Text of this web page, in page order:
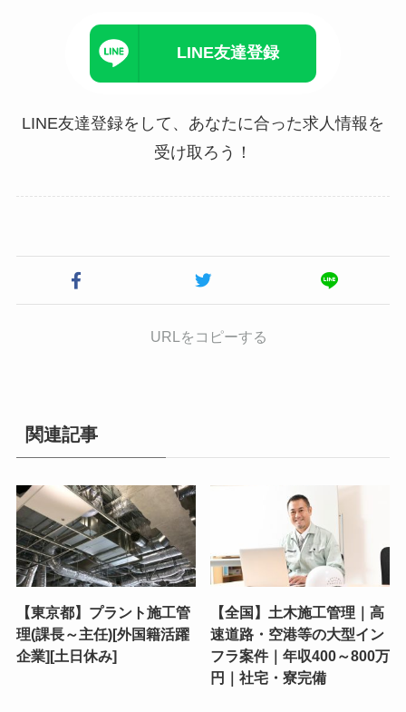
LINE友達登録
LINE友達登録をして、あなたに合った求人情報を
受け取ろう！
URLをコピーする
関連記事
【東京都】プラント施工管
理(課長～主任)[外国籍活躍
企業][土日休み]
【全国】土木施工管理｜高
速道路・空港等の大型イン
フラ案件｜年収400～800万
円｜社宅・寮完備